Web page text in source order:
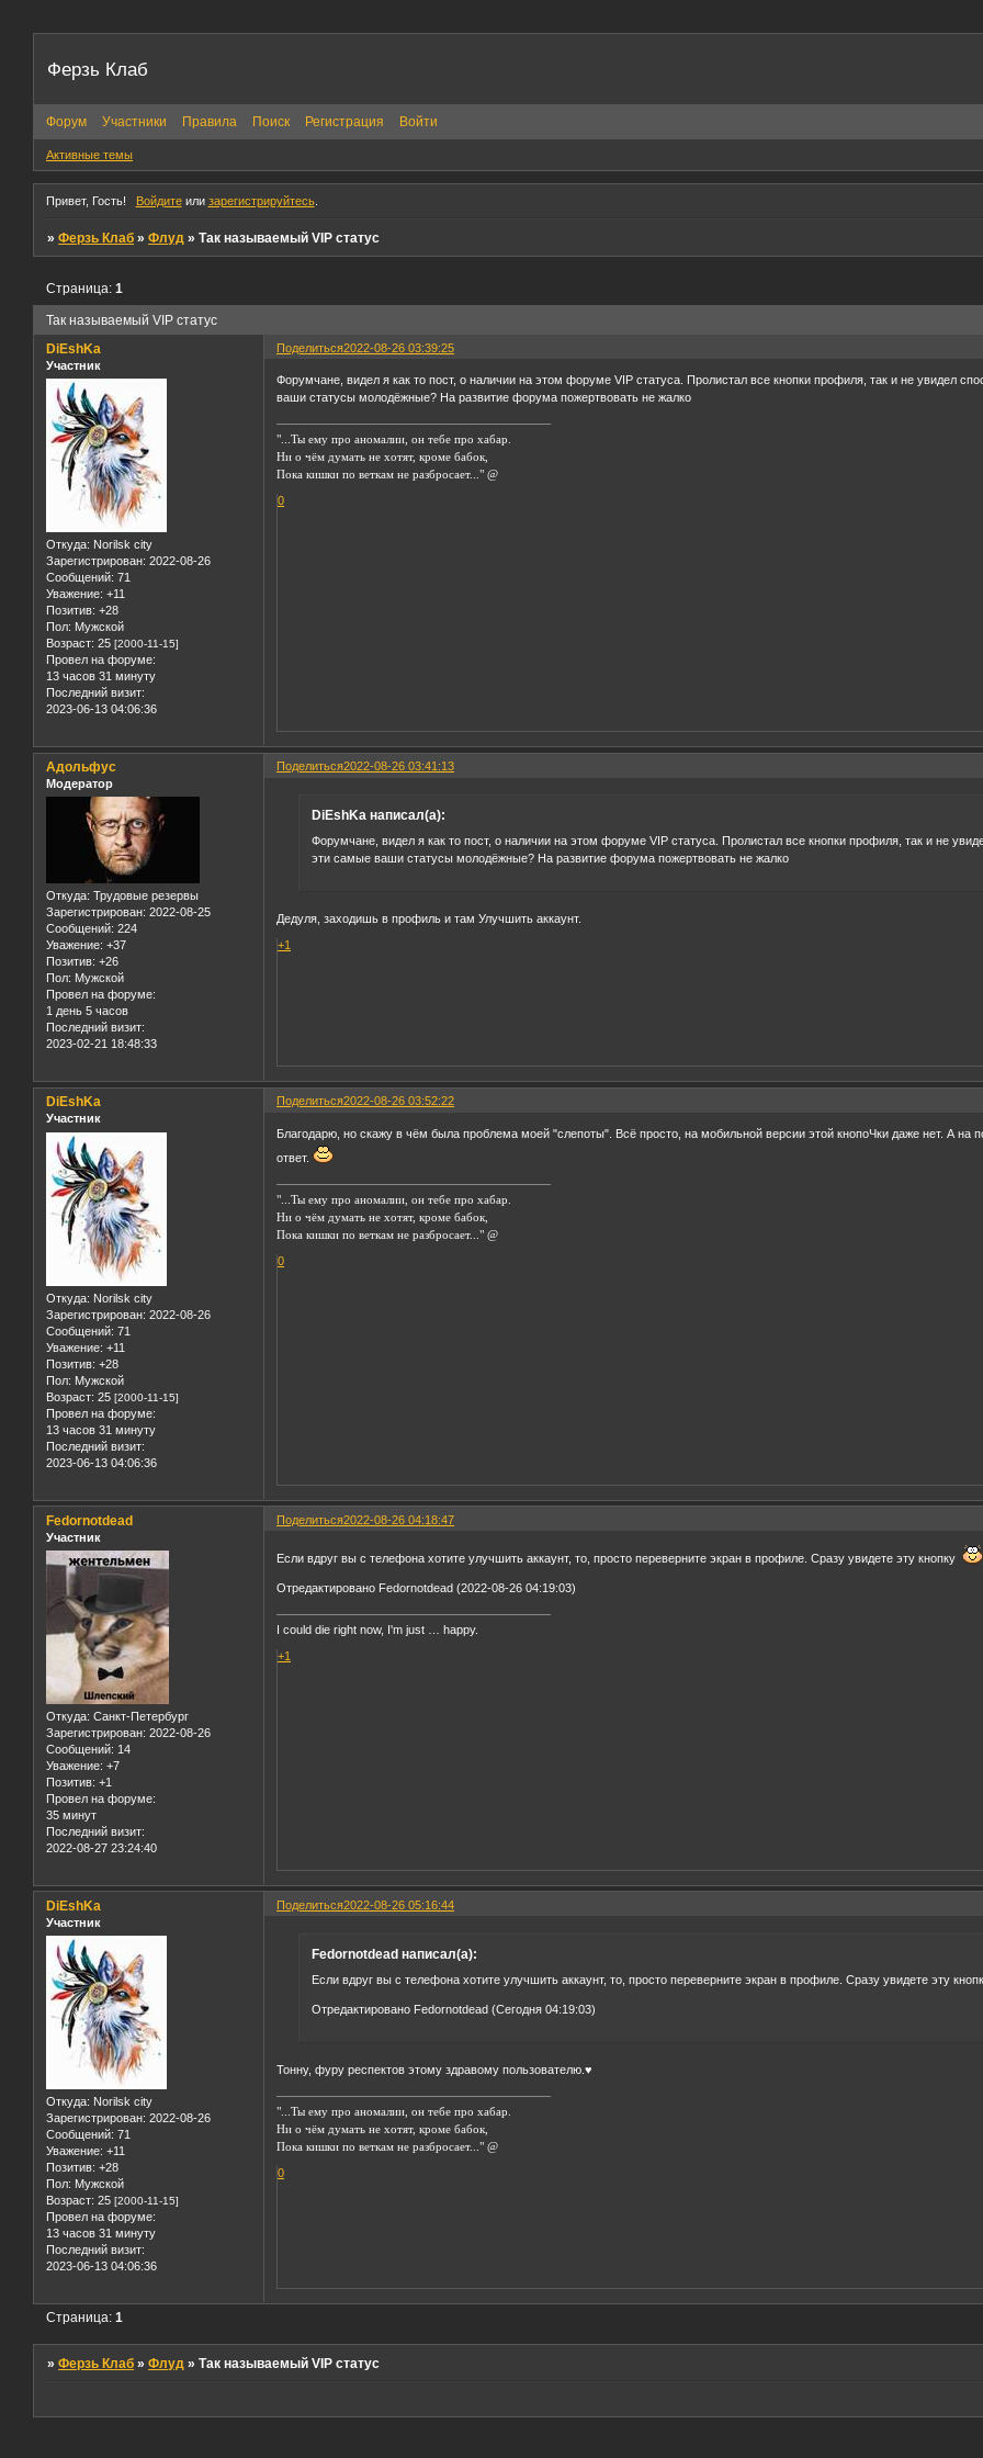
Ферзь Клаб
Форум Участники Правила Поиск Регистрация Войти
Активные темы
Привет, Гость! Войдитеили зарегистрируйтесь.
»Ферзь Клаб »Флуд »Так называемый VIP статус
Так называемый VIP статус
Страница:1
Поделиться2022-08-26 03:39:25
DiEshKa
Участник
Откуда: Norilsk city
Зарегистрирован: 2022-08-26
Сообщений: 71
Уважение: +11
Позитив: +28
Пол: Мужской
Возраст: 25 [2000-11-15]
Провел на форуме:
13 часов 31 минуту
Последний визит:
2023-06-13 04:06:36
Форумчане, видел я как то пост, о наличии на этом форуме VIP статуса. Пролистал все кнопки профиля, так и не увидел
ваши статусы молодёжные? На развитие форума пожертвовать не жалко
"...Ты ему про аномалии, он тебе про хабар.
Ни о чём думать не хотят, кроме бабок,
Пока кишки по веткам не разбросает..." @
0
Поделиться2022-08-26 03:41:13
Адольфус
Модератор
Откуда: Трудовые резервы
Зарегистрирован: 2022-08-25
Сообщений: 224
Уважение: +37
Позитив: +26
Пол: Мужской
Провел на форуме:
1 день 5 часов
Последний визит:
2023-02-21 18:48:33
DiEshKa написал(а):
Форумчане, видел я как то пост, о наличии на этом форуме VIP статуса. Пролистал все кнопки профиля, так и не
эти самые ваши статусы молодёжные? На развитие форума пожертвовать не жалко
Дедуля, заходишь в профиль и там Улучшить аккаунт.
+1
Поделиться2022-08-26 03:52:22
DiEshKa
Участник
Откуда: Norilsk city
Зарегистрирован: 2022-08-26
Сообщений: 71
Уважение: +11
Позитив: +28
Пол: Мужской
Возраст: 25 [2000-11-15]
Провел на форуме:
13 часов 31 минуту
Последний визит:
2023-06-13 04:06:36
Благодарю, но скажу в чём была проблема моей "слепоты". Всё просто, на мобильной версии этой кнопоЧки даже нет. А на
ответ.
"...Ты ему про аномалии, он тебе про хабар.
Ни о чём думать не хотят, кроме бабок,
Пока кишки по веткам не разбросает..." @
0
Поделиться2022-08-26 04:18:47
Fedornotdead
Участник
Откуда: Санкт-Петербург
Зарегистрирован: 2022-08-26
Сообщений: 14
Уважение: +7
Позитив: +1
Провел на форуме:
35 минут
Последний визит:
2022-08-27 23:24:40
Если вдруг вы с телефона хотите улучшить аккаунт, то, просто переверните экран в профиле. Сразу увидете эту кнопку
Отредактировано Fedornotdead (2022-08-26 04:19:03)
I could die right now, I'm just … happy.
+1
Поделиться2022-08-26 05:16:44
DiEshKa
Участник
Откуда: Norilsk city
Зарегистрирован: 2022-08-26
Сообщений: 71
Уважение: +11
Позитив: +28
Пол: Мужской
Возраст: 25 [2000-11-15]
Провел на форуме:
13 часов 31 минуту
Последний визит:
2023-06-13 04:06:36
Fedornotdead написал(а):
Если вдруг вы с телефона хотите улучшить аккаунт, то, просто переверните экран в профиле. Сразу увидете эту
Отредактировано Fedornotdead (Сегодня 04:19:03)
Тонну, фуру респектов этому здравому пользователю.♥
"...Ты ему про аномалии, он тебе про хабар.
Ни о чём думать не хотят, кроме бабок,
Пока кишки по веткам не разбросает..." @
0
Страница:1
»Ферзь Клаб »Флуд »Так называемый VIP статус